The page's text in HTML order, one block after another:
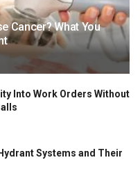
Cancer? What You
Into Work Orders Without
Systems and Their